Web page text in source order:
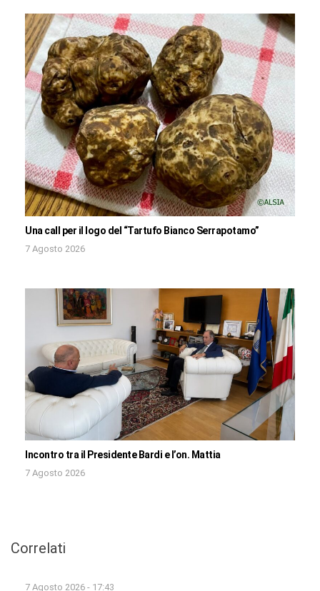
Una call per il logo del “Tartufo Bianco Serrapotamo”
7 Agosto 2026
Incontro tra il Presidente Bardi e l’on. Mattia
7 Agosto 2026
Correlati
7 Agosto 2026 - 17:43